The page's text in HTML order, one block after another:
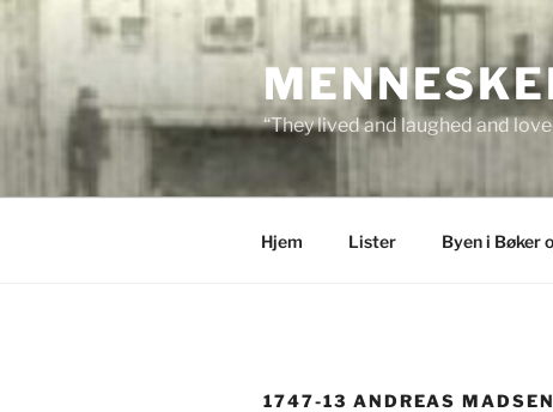
content
“They lived and laughed and
Hjem Lister Byen i Bøker
1747-13 ANDREAS MADSEN